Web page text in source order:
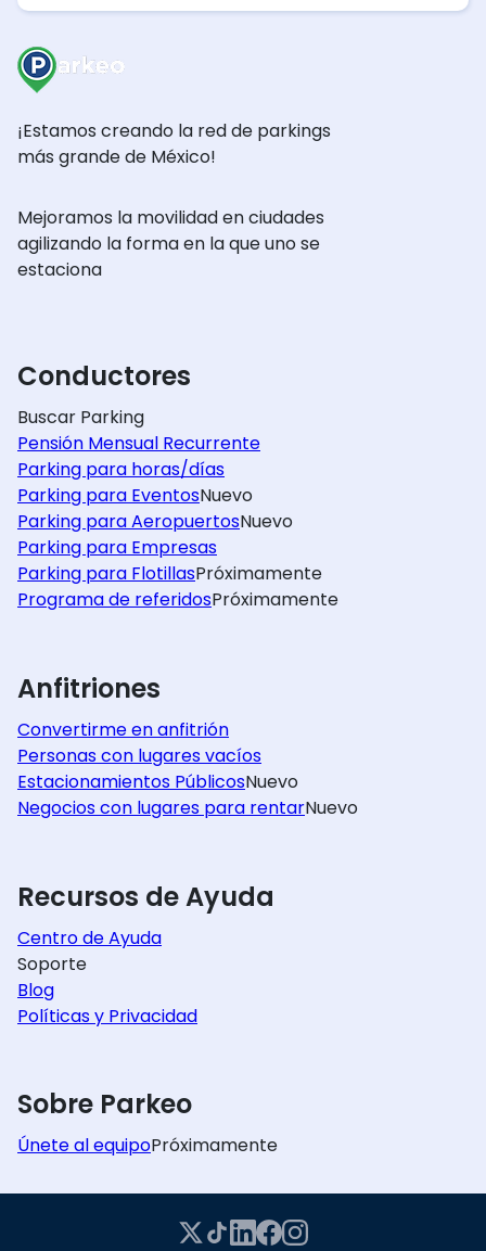
¡Estamos creando la red de parkings
más grande de México!
Mejoramos la movilidad en ciudades
agilizando la forma en la que uno se
estaciona
Conductores
Buscar Parking
Pensión Mensual Recurrente
Parking para horas/días
Parking para EventosNuevo
Parking para AeropuertosNuevo
Parking para Empresas
Parking para FlotillasPróximamente
Programa de referidosPróximamente
Anfitriones
Convertirme en anfitrión
Personas con lugares vacíos
Estacionamientos PúblicosNuevo
Negocios con lugares para rentarNuevo
Recursos de Ayuda
Centro de Ayuda
Soporte
Blog
Políticas y Privacidad
Sobre Parkeo
Únete al equipoPróximamente